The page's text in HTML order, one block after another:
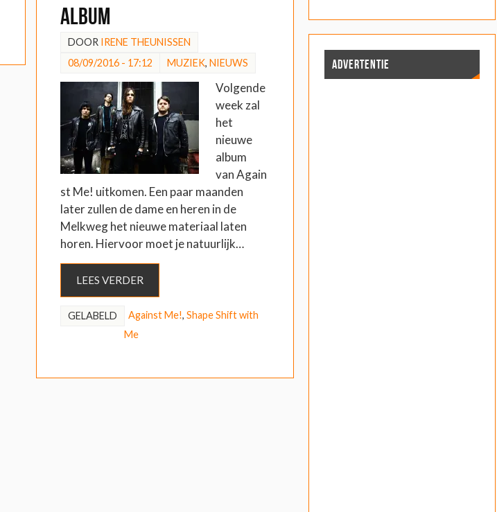
album
DOOR IRENE THEUNISSEN
08/09/2016 - 17:12
MUZIEK, NIEUWS
Volgende
week zal
het
nieuwe
album
van Again
st Me! uitkomen. Een paar maanden
later zullen de dame en heren in de
Melkweg het nieuwe materiaal laten
horen. Hiervoor moet je natuurlijk…
LEES VERDER
GELABELD Against Me!, Shape Shift with
Me
ADVERTENTIE